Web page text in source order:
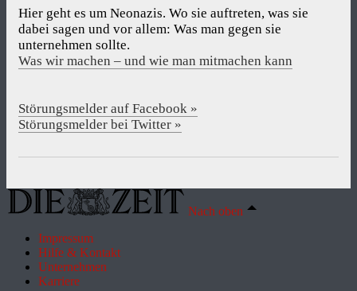
Hier geht es um Neonazis. Wo sie auftreten, was sie
dabei sagen und vor allem: Was man gegen sie
unternehmen sollte.
Was wir machen – und wie man mitmachen kann
Störungsmelder auf Facebook »
Störungsmelder bei Twitter »
Nach oben
Impressum
Hilfe & Kontakt
Unternehmen
Karriere